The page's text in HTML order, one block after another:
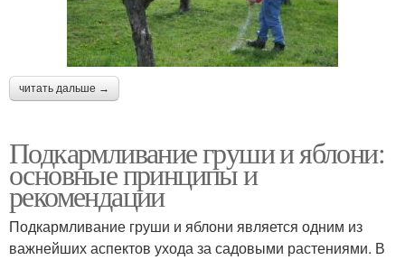
читать дальше →
Подкармливание груши и яблони:
основные принципы и
рекомендации
Подкармливание груши и яблони является одним из
важнейших аспектов ухода за садовыми растениями. В